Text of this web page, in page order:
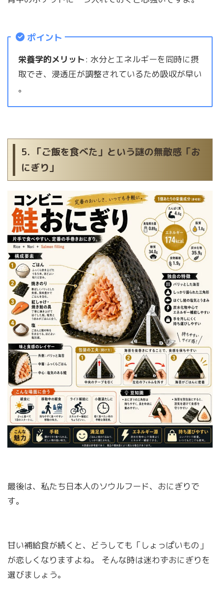
ポイント
栄養学的メリット: 水分とエネルギーを同時に摂
取でき、浸透圧が調整されているため吸収が早い
。
5. 「ご飯を食べた」という謎の無敵感「お
にぎり」
最後は、私たち日本人のソウルフード、おにぎりで
す。
甘い補給食が続くと、どうしても「しょっぱいもの」
が恋しくなりますよね。 そんな時は迷わずおにぎりを
選びましょう。